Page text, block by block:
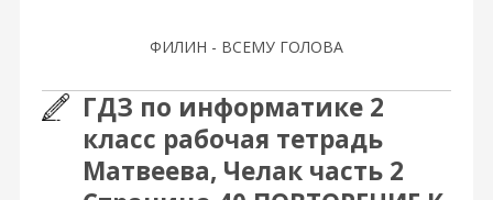
ФИЛИН - ВСЕМУ ГОЛОВА
ГДЗ по информатике 2
класс рабочая тетрадь
Матвеева, Челак часть 2